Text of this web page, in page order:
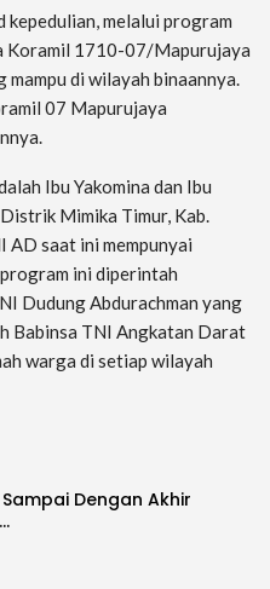
kepedulian, melalui program
Koramil 1710-07/Mapurujaya
di wilayah binaannya.
07 Mapurujaya
Ibu Yakomina dan Ibu
Mimika Timur, Kab.
saat ini mempunyai
ini diperintah
Dudung Abdurachman yang
Babinsa TNI Angkatan Darat
warga di setiap wilayah
Sampai Dengan Akhir